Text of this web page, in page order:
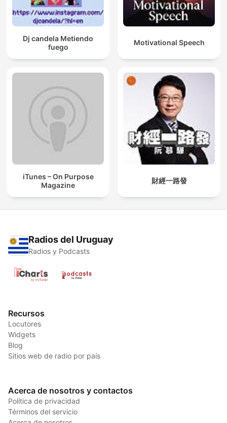
Dj candela Metiendo
fuego
Motivational Speech
iTunes – On Purpose
Magazine
財經一路發
Radios del Uruguay
Radios y Podcasts
Recursos
Locutores
Widgets
Blog
Sitios web de radio por país
Acerca de nosotros y contactos
Política de privacidad
Términos del servicio